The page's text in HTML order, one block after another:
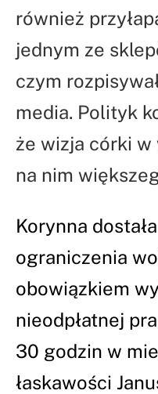
również
jednym ze
czym
media. Polityk
że wizja córki
na nim
Korynna
ograniczenia
obowiązkiem
nieodpłatnej
30 godzin w
łaskawości